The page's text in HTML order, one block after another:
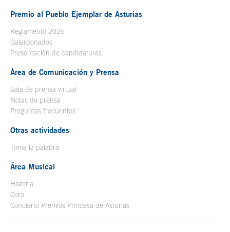
Premio al Pueblo Ejemplar de Asturias
Reglamento 2026
Galardonados
Presentación de candidaturas
Área de Comunicación y Prensa
Sala de prensa virtual
Notas de prensa
Preguntas frecuentes
Otras actividades
Toma la palabra
Área Musical
Historia
Coro
Concierto Premios Princesa de Asturias